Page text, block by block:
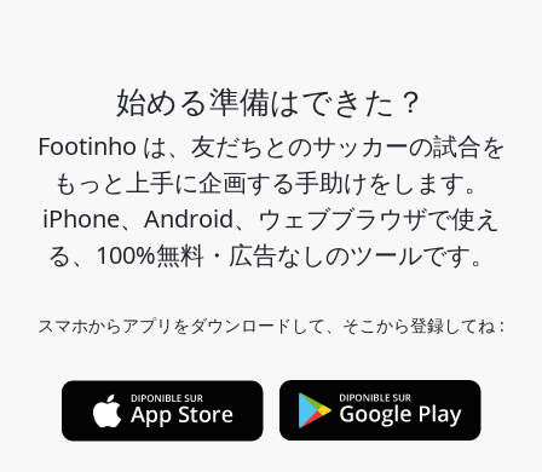
始める準備はできた？
Footinho は、友だちとのサッカーの試合を
もっと上手に企画する手助けをします。
iPhone、Android、ウェブブラウザで使え
る、100%無料・広告なしのツールです。
スマホからアプリをダウンロードして、そこから登録してね :